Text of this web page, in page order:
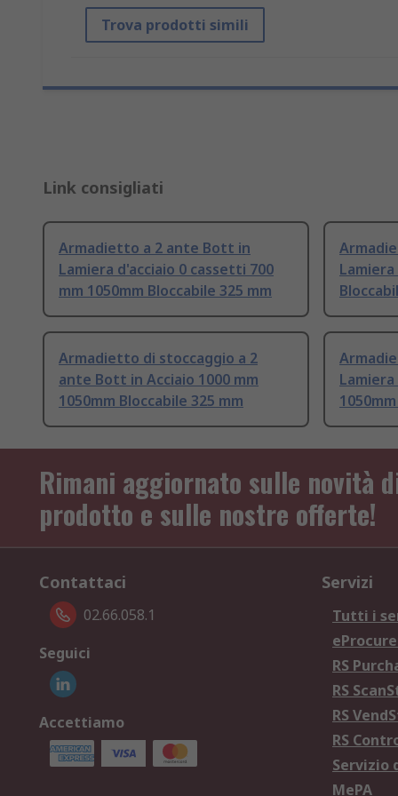
Trova prodotti simili
Link consigliati
Armadietto a 2 ante Bott in
Lamiera d'acciaio 0 cassetti 700
mm 1050mm Bloccabile 325 mm
Lamiera
Armadietto di stoccaggio a 2
ante Bott in Acciaio 1000 mm
1050mm Bloccabile 325 mm
Lamiera
Rimani aggiornato sulle novità
prodotto e sulle nostre offerte!
Contattaci
02.66.058.1
Seguici
Accettiamo
Servizi
Tutti i
RS
RS
RS
RS
Servizio
MePA